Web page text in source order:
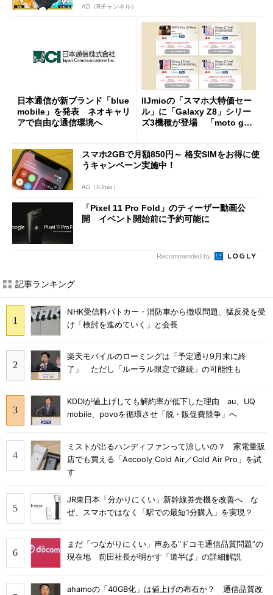
AD（Rチャンネル）
日本通信が新ブランド「blue
mobile」を発表 ネオキャリ
アで自由な通信環境へ
IIJmioの「スマホ大特価セー
ル」に「Galaxy Z8」シリー
ズ3機種が登場 「moto g37
スマホ2GBで月額850円～ 格安SIMをお得に使
うキャンペーン実施中！
AD（IIJmio）
「Pixel 11 Pro Fold」のティーザー動画公
開 イベント開始前に予約可能に
Recommended by
記事ランキング
NHK受信料パトカー・消防車から徴収問題、猛反発を受
け「検討を進めていく」と会長
楽天モバイルのローミングは「予定通り9月末に終
了」 ただし「ルーラル限定で継続」の可能性も
KDDIが値上げしても解約率が低下した理由 au、UQ
mobile、povoを循環させ「脱・販促費競争」へ
ミストが出るハンディファンって涼しいの？ 家電量販
店でも買える「Aecooly Cold Air／Cold Air Pro」を試
す
JR東日本「分かりにくい」新幹線券売機を改善へ な
ぜ、スマホではなく「駅での最短1分購入」を実現？
まだ「つながりにくい」声ある“ドコモ通信品質問題”の
現在地 前田社長が明かす「道半ば」の詳細解説
ahamoの「40GB化」は値上げの布石か？ 通信品質改